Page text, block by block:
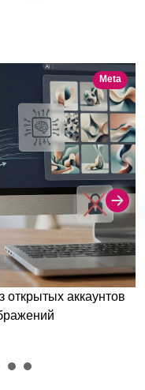
Meta
открытых аккаунтов